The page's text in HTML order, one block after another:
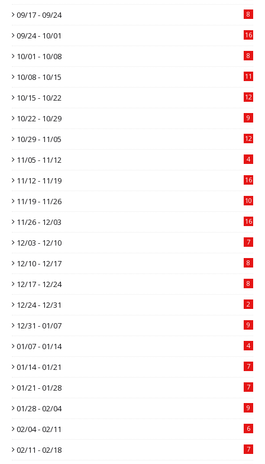
09/17 - 09/24 8
09/24 - 10/01 16
10/01 - 10/08 8
10/08 - 10/15 11
10/15 - 10/22 12
10/22 - 10/29 9
10/29 - 11/05 12
11/05 - 11/12 4
11/12 - 11/19 16
11/19 - 11/26 10
11/26 - 12/03 16
12/03 - 12/10 7
12/10 - 12/17 8
12/17 - 12/24 8
12/24 - 12/31 2
12/31 - 01/07 9
01/07 - 01/14 4
01/14 - 01/21 7
01/21 - 01/28 7
01/28 - 02/04 9
02/04 - 02/11 6
02/11 - 02/18 7